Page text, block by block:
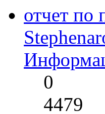
отчет по
0
4479